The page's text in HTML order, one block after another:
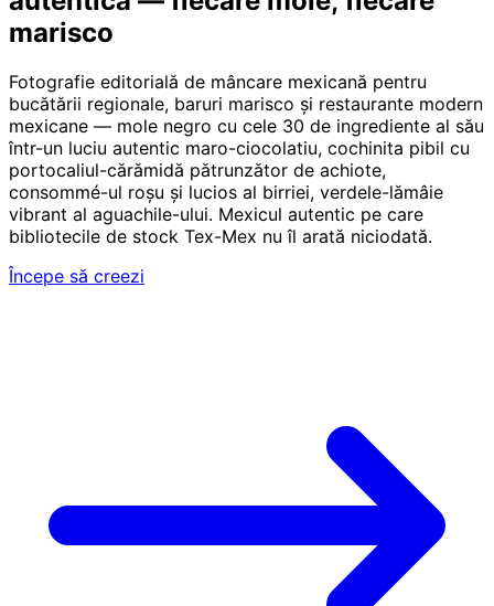
marisco
Fotografie editorială de mâncare mexicană pentru
bucătării regionale, baruri marisco și restaurante modern
mexicane — mole negro cu cele 30 de ingrediente al său
într-un luciu autentic maro-ciocolatiu, cochinita pibil cu
portocaliul-cărămidă pătrunzător de achiote,
consommé-ul roșu și lucios al birriei, verdele-lămâie
vibrant al aguachile-ului. Mexicul autentic pe care
bibliotecile de stock Tex-Mex nu îl arată niciodată.
Începe să creezi